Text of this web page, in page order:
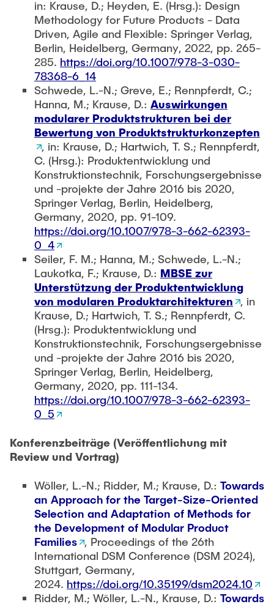
in: Krause, D.; Heyden, E. (Hrsg.): Design
Methodology for Future Products - Data
Driven, Agile and Flexible: Springer Verlag,
Berlin, Heidelberg, Germany, 2022, pp. 265-
285. https://doi.org/10.1007/978-3-030-
78368-6_14
Schwede, L.-N.; Greve, E.; Rennpferdt, C.;
Hanna, M.; Krause, D.: Auswirkungen
modularer Produktstrukturen bei der
Bewertung von Produktstrukturkonzepten
, in: Krause, D.; Hartwich, T. S.; Rennpferdt,
C. (Hrsg.): Produktentwicklung und
Konstruktionstechnik, Forschungsergebnisse
und -projekte der Jahre 2016 bis 2020,
Springer Verlag, Berlin, Heidelberg,
Germany, 2020, pp. 91-109.
https://doi.org/10.1007/978-3-662-62393-
0_4
Seiler, F. M.; Hanna, M.; Schwede, L.-N.;
Laukotka, F.; Krause, D.: MBSE zur
Unterstützung der Produktentwicklung
von modularen Produktarchitekturen
, in
Krause, D.; Hartwich, T. S.; Rennpferdt, C.
(Hrsg.): Produktentwicklung und
Konstruktionstechnik, Forschungsergebnisse
und -projekte der Jahre 2016 bis 2020,
Springer Verlag, Berlin, Heidelberg,
Germany, 2020, pp. 111-134.
https://doi.org/10.1007/978-3-662-62393-
0_5
Konferenzbeiträge (Veröffentlichung mit
Review und Vortrag)
Wöller, L.-N.; Ridder, M.; Krause, D.: Towards
an Approach for the Target-Size-Oriented
Selection and Adaptation of Methods for
the Development of Modular Product
Families , Proceedings of the 26th
International DSM Conference (DSM 2024),
Stuttgart, Germany,
2024. https://doi.org/10.35199/dsm2024.10
Ridder, M.; Wöller, L.-N., Krause, D.: Towards